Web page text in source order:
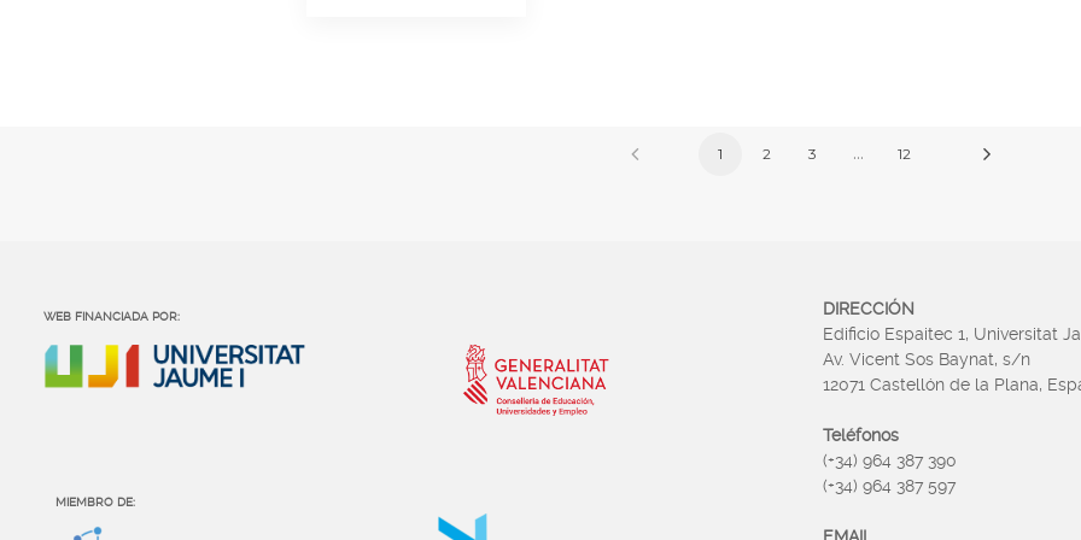
1 2 3 … 12
WEB FINANCIADA POR:
MIEMBRO DE:
DIRECCIÓN
Edificio Espaitec 1, Universitat
Av. Vicent Sos Baynat, s/n
12071 Castellón de la Plana,
Teléfonos
(+34) 964 387 390
(+34) 964 387 597